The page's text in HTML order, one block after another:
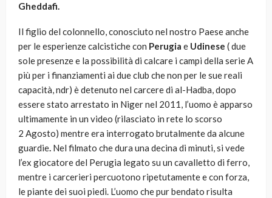
Gheddafi.
Il figlio del colonnello, conosciuto nel nostro Paese anche
per le esperienze calcistiche con Perugia e Udinese ( due
sole presenze e la possibilità di calcare i campi della serie A
più per i finanziamenti ai due club che non per le sue reali
capacità, ndr) è detenuto nel carcere di al-Hadba, dopo
essere stato arrestato in Niger nel 2011, l’uomo è apparso
ultimamente in un video (rilasciato in rete lo scorso
2 Agosto) mentre era interrogato brutalmente da alcune
guardie. Nel filmato che dura una decina di minuti, si vede
l’ex giocatore del Perugia legato su un cavalletto di ferro,
mentre i carcerieri percuotono ripetutamente e con forza,
le piante dei suoi piedi. L’uomo che pur bendato risulta